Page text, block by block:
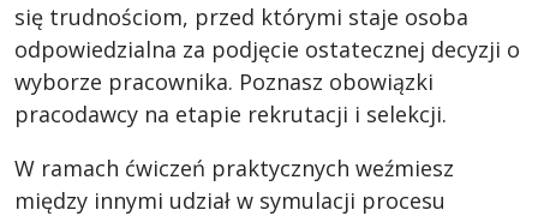
się trudnościom, przed którymi staje osoba
odpowiedzialna za podjęcie ostatecznej decyzji o
wyborze pracownika. Poznasz obowiązki
pracodawcy na etapie rekrutacji i selekcji.
W ramach ćwiczeń praktycznych weźmiesz
między innymi udział w symulacji procesu